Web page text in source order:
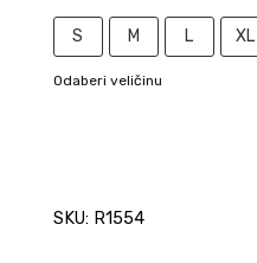
S M L XL
Odaberi veličinu
SKU: R1554